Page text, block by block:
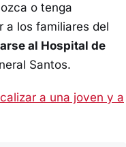
o tenga
a los familiares del
al Hospital de
Santos.
a una joven y a